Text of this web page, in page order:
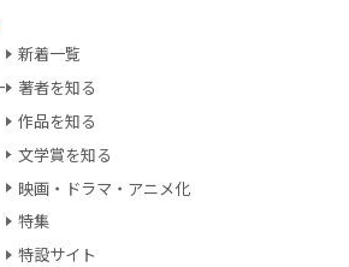
新着一覧
著者を知る
作品を知る
文学賞を知る
映画・ドラマ・アニメ化
特集
特設サイト